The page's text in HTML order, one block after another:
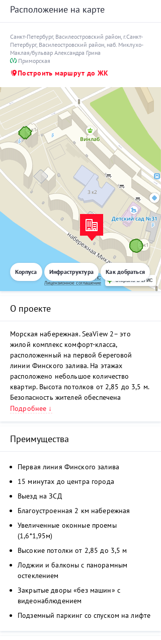
Расположение на карте
Санкт-Петербург, Василеостровский район , г.Санкт-
Петербург, Василеостровский район, наб. Миклухо-
Маклая/бульвар Александра Грина
Приморская
Построить маршрут до ЖК
Работает на API 2ГИС
Лицензионное соглашение
Открыть в 2ГИС
Корпуса Инфраструктура Как добраться
О проекте
Морская набережная. SeaView 2– это
жилой комплекс комфорт-класса,
расположенный на первой береговой
линии Финского залива. На этажах
расположено небольшое количество
квартир. Высота потолков от 2,85 до 3,5 м.
Безопасность жителей обеспечена
круглосуточным видеонаблюдением, а
Подробнее ↓
Преимущества
Первая линия Финского залива
15 минутах до центра города
Выезд на ЗСД
Благоустроенная 2 км набережная
Увеличенные оконные проемы
(1,6*1,95м)
Высокие потолки от 2,85 до 3,5 м
Лоджии и балконы с панорамным
остеклением
Закрытые дворы «без машин» с
видеонаблюдением
Подземный паркинг со спуском на лифте